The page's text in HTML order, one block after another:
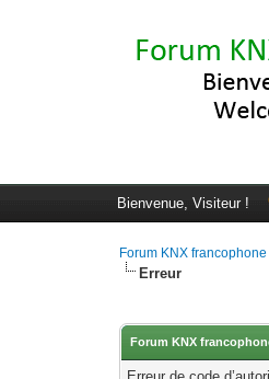
Bienvenue, Visiteur !
Forum KNX
Erreur
Forum KNX